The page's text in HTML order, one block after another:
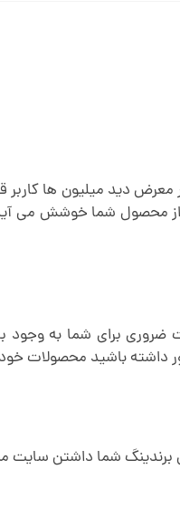
24 ساعته در شبانه روز محصولات خود
محصول شما خوشش می آید
برای شما به وجود
داشته باشید محصولات
شما داشتن سایت